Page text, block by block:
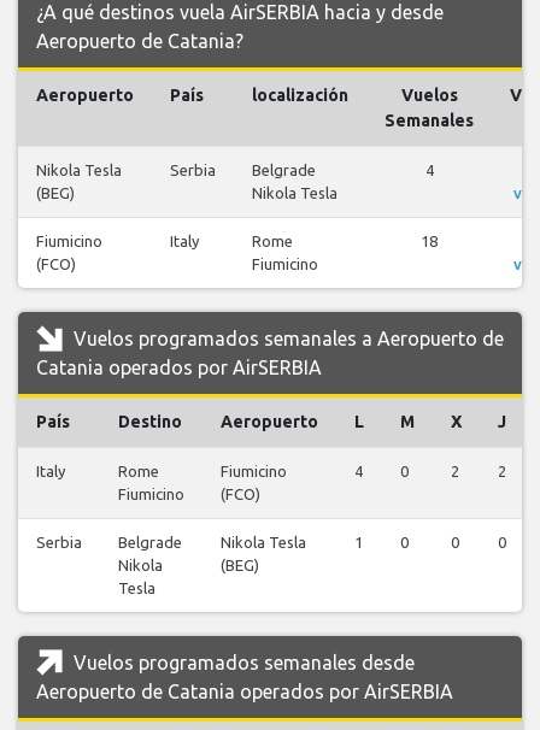
¿A qué destinos vuela AirSERBIA hacia y desde
Aeropuerto de Catania?
Aeropuerto País localización
Vuelos
Semanales
Nikola Tesla
(BEG)
Serbia
Belgrade
Nikola Tesla
4
Fiumicino
(FCO)
Italy
Rome
Fiumicino
18
Vuelos programados semanales a Aeropuerto de
Catania operados por AirSERBIA
País Destino Aeropuerto L M X J
Italy
Rome
Fiumicino
Fiumicino
(FCO)
4 0 2 2
Serbia
Belgrade
Nikola
Tesla
Nikola Tesla
(BEG)
1 0 0 0
Vuelos programados semanales desde
Aeropuerto de Catania operados por AirSERBIA